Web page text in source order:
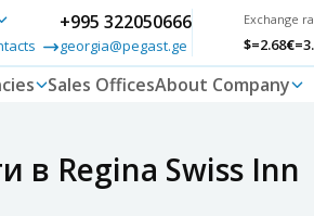
+995 322050666
georgia@pegast.ge
Exchange
$=2.68€
Sales OfficesAbout Company
в Regina Swiss Inn